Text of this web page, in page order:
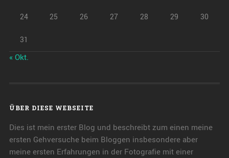
24 25 26 27 28 29 30
31
« Okt.
ÜBER DIESE WEBSEITE
Dies ist mein erster Blog und beschreibt zum einen meine
ersten Gehversuche beim Bloggen insbesondere aber
meine ersten Erfahrungen in der Fotografie mit einer